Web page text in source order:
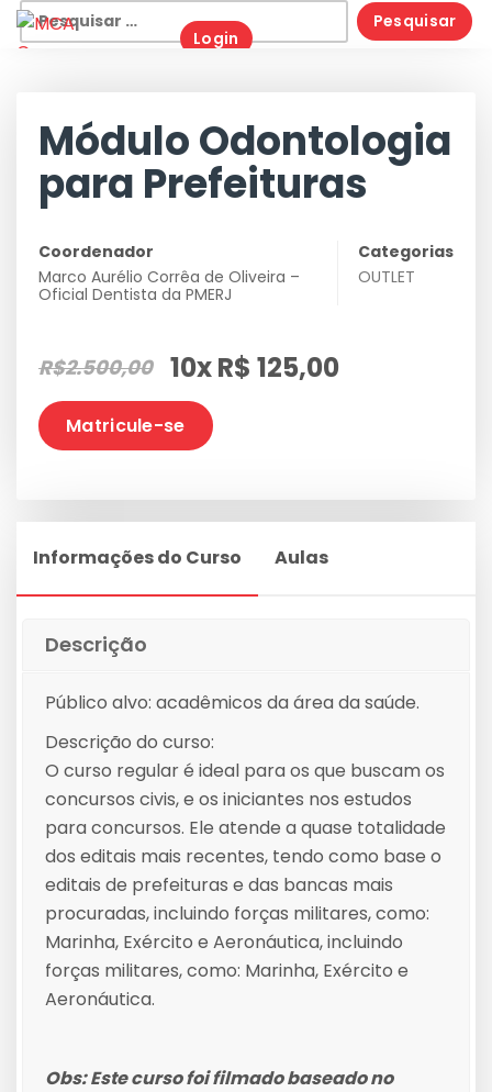
Skip
Login
Pesquisar
por:
Módulo Odontologia
para Prefeituras
Coordenador
Marco Aurélio Corrêa de Oliveira –
Oficial Dentista da PMERJ
Categorias
OUTLET
R$2.500,00 10x R$ 125,00
Matricule-se
Informações do Curso Aulas
Descrição
Público alvo: acadêmicos da área da saúde.
Descrição do curso:
O curso regular é ideal para os que buscam os
concursos civis, e os iniciantes nos estudos
para concursos. Ele atende a quase totalidade
dos editais mais recentes, tendo como base o
editais de prefeituras e das bancas mais
procuradas, incluindo forças militares, como:
Marinha, Exército e Aeronáutica, incluindo
forças militares, como: Marinha, Exército e
Aeronáutica.
Obs: Este curso foi filmado baseado no